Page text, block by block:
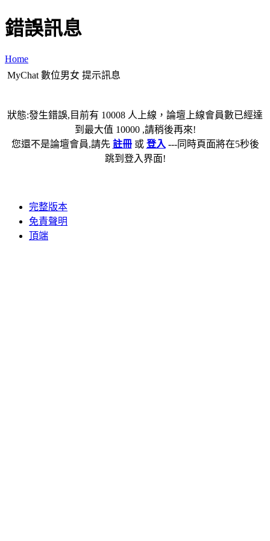
錯誤訊息
Home
MyChat 數位男女 提示訊息
狀態:發生錯誤,目前有 10008 人上線，論壇上線會員數已經達
到最大值 10000 ,請稍後再來!
您還不是論壇會員,請先 註冊或 登入 ---同時頁面將在5秒後
跳到登入界面!
完整版本
免責聲明
頂端